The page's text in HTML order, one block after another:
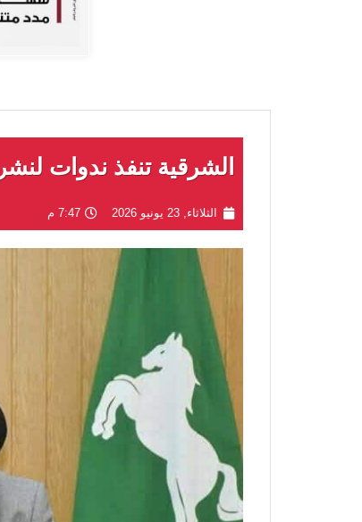
الشرقية تنفذ ندوات
الثلاثاء, 23 يونيو 2026 7:47 م